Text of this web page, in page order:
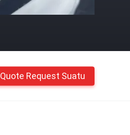
Quote Request Suatu